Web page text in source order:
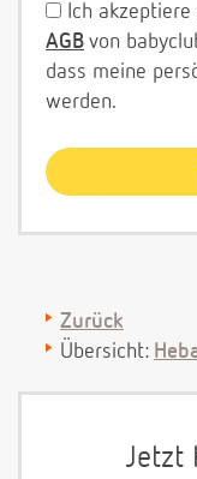
Ich
AGB von
dass meine
werden.
Zurück
Übersicht:
Jetzt